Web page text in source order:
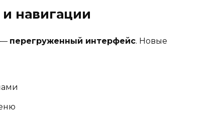
навигации
— перегруженный интерфейс. Новые